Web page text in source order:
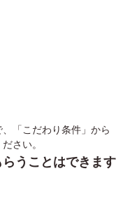
「こだわり条件」から
さい。
うことはできます